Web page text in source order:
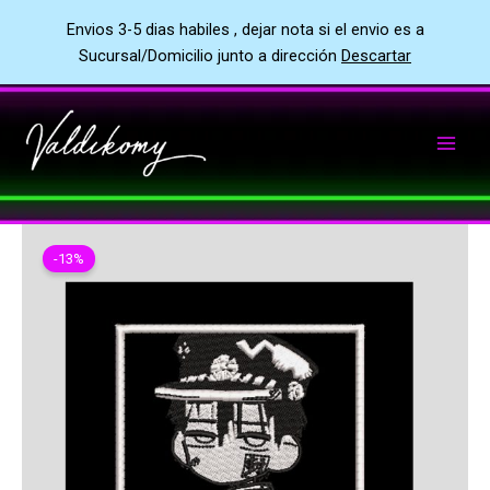
Envios 3-5 dias habiles , dejar nota si el envio es a
Sucursal/Domicilio junto a dirección Descartar
al
contenido
-13%